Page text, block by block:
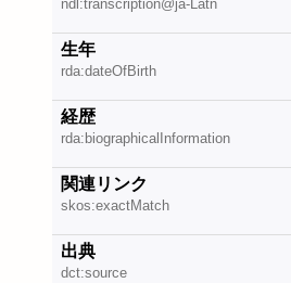
ndl:transcription@ja-Latn
生年
rda:dateOfBirth
経歴
rda:biographicalInformation
関連リンク
skos:exactMatch
出典
dct:source